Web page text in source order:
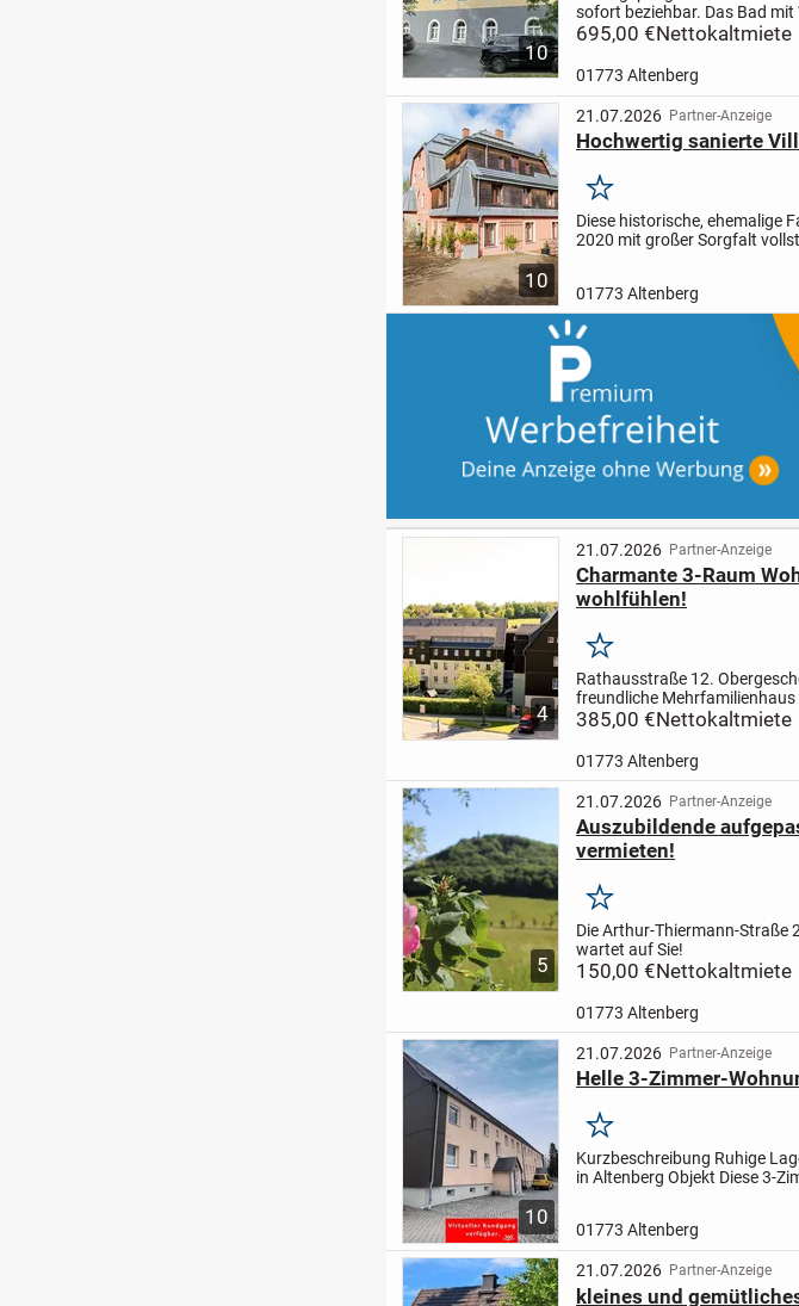
10
sofort beziehbar. Das Bad mit
ein Fenster. Die Einbauküche
695,00 €Nettokaltmiete
01773 Altenberg
10
21.07.2026 Partner-Anzeige
Hochwertig sanierte
Merken
Diese historische, ehemalige
2020 mit großer Sorgfalt
01773 Altenberg
4
21.07.2026 Partner-Anzeige
Charmante 3-Raum
wohlfühlen!
Merken
Rathausstraße 12.
freundliche
erfolgen Instandhaltungs-
385,00 €Nettokaltmiete
01773 Altenberg
5
21.07.2026 Partner-Anzeige
Auszubildende
vermieten!
Merken
Die Arthur-Thiermann-Straße
wartet auf Sie!
150,00 €Nettokaltmiete
01773 Altenberg
10
21.07.2026 Partner-Anzeige
Helle 3-Zimmer-
Merken
Kurzbeschreibung Ruhige
in Altenberg Objekt Diese 3-
01773 Altenberg
21.07.2026 Partner-Anzeige
kleines und